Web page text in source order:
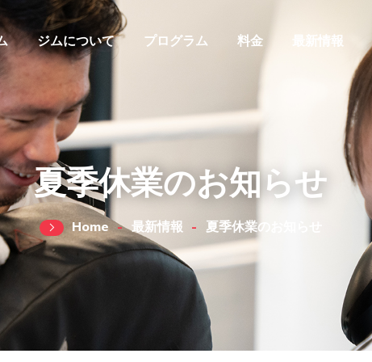
ジムについて プログラム 料金 最新情報
夏季休業のお知らせ
Home 最新情報 夏季休業のお知らせ